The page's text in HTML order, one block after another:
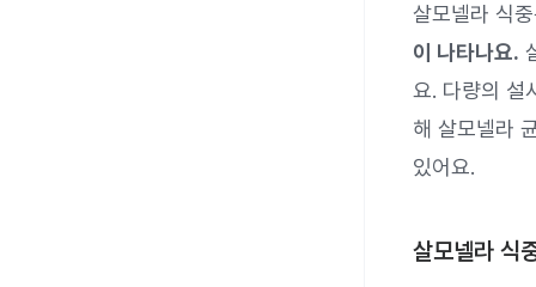
살모넬라 식
이 나타나요.
요. 다량의 설
해 살모넬라
있어요.
살모넬라 식